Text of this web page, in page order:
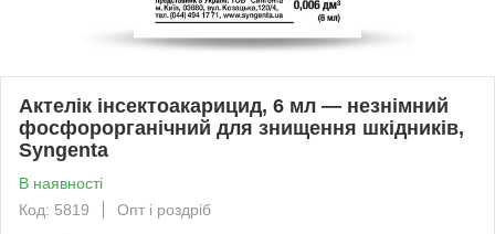
Актелік інсектоакарицид, 6 мл — незнімний
фосфорорганічний для знищення шкідників,
Syngenta
В наявності
Код: 5819
Опт і роздріб